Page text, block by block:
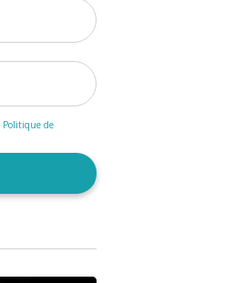
Politique de